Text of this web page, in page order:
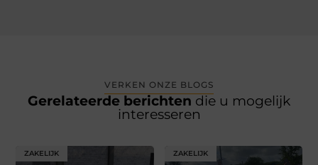
VERKEN ONZE BLOGS
Gerelateerde berichten die u mogelijk
interesseren
ZAKELIJK ZAKELIJK